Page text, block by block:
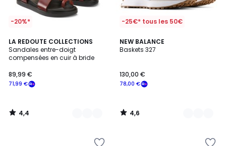
-20%*
LA REDOUTE COLLECTIONS
Sandales entre-doigt
compensées en cuir à bride
71,99 €
89,99 €
4,4
/ 5
2
Couleurs
4,4
/
-25€* tous les 50€
NEW BALANCE
Baskets 327
78,00 €
130,00 €
4,6
/ 5
2
Couleurs
4,6
/